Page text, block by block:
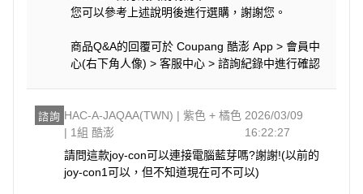
您可以參考上述說明後進行選購，謝謝您。
商品Q&A的回覆可於 Coupang 酷澎 App > 會員中
心(右下角人像) > 客服中心 > 諮詢紀錄中進行確認
諮詢 HAC-A-JAQAA(TWN) | 紫色 + 橘色
| 1組 酷澎
2026/03/09
16:22:27
請問這款joy-con可以連接電腦藍芽嗎?謝謝!(以前的
joy-con1可以，但不知道現在可不可以)